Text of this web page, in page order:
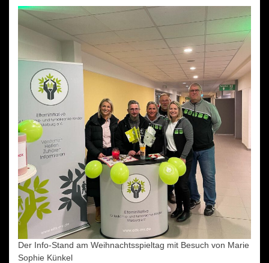
Der Info-Stand am Weihnachtsspieltag mit Besuch von Marie
Sophie Künkel